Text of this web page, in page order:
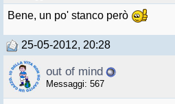
Bene, un po' stanco però
25-05-2012, 20:28
out of mind
Messaggi: 567